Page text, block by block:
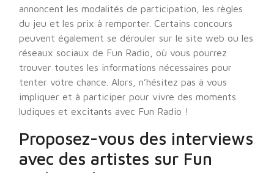
annoncent les modalités de participation, les règles
du jeu et les prix à remporter. Certains concours
peuvent également se dérouler sur le site web ou les
réseaux sociaux de Fun Radio, où vous pourrez
trouver toutes les informations nécessaires pour
tenter votre chance. Alors, n’hésitez pas à vous
impliquer et à participer pour vivre des moments
ludiques et excitants avec Fun Radio !
Proposez-vous des interviews
avec des artistes sur Fun